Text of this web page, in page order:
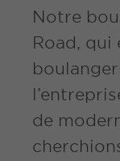
Notre
Road, qui
de